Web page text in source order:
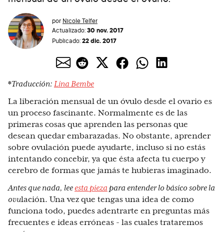
por Nicole Telfer
Actualizado:30 nov. 2017
Publicado:22 dic. 2017
*Traducción: Lina Bembe
La liberación mensual de un óvulo desde el ovario es
un proceso fascinante. Normalmente es de las
primeras cosas que aprenden las personas que
desean quedar embarazadas. No obstante, aprender
sobre ovulación puede ayudarte, incluso si no estás
intentando concebir, ya que ésta afecta tu cuerpo y
cerebro de formas que jamás te hubieras imaginado.
Antes que nada, leeesta pieza para entender lo básico sobre la
ovulación. Una vez que tengas una idea de como
funciona todo, puedes adentrarte en preguntas más
frecuentes e ideas erróneas - las cuales trataremos